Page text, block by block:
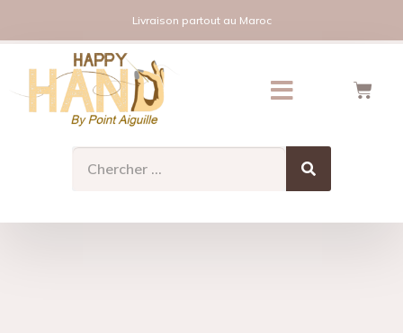
Livraison partout au Maroc